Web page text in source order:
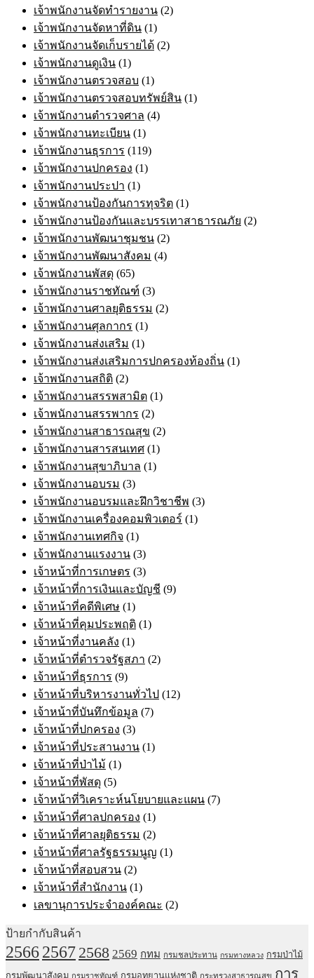
เจ้าพนักงานจัดทำรายงาน (2)
เจ้าพนักงานจัดหาที่ดิน (1)
เจ้าพนักงานจัดเก็บรายได้ (2)
เจ้าพนักงานดูเงิน (1)
เจ้าพนักงานตรวจสอบ (1)
เจ้าพนักงานตรวจสอบทรัพย์สิน (1)
เจ้าพนักงานตำรวจศาล (4)
เจ้าพนักงานทะเบียน (1)
เจ้าพนักงานธุรการ (119)
เจ้าพนักงานปกครอง (1)
เจ้าพนักงานประปา (1)
เจ้าพนักงานป้องกันการทุจริต (1)
เจ้าพนักงานป้องกันและบรรเทาสาธารณภัย (2)
เจ้าพนักงานพัฒนาชุมชน (2)
เจ้าพนักงานพัฒนาสังคม (4)
เจ้าพนักงานพัสดุ (65)
เจ้าพนักงานราชทัณฑ์ (3)
เจ้าพนักงานศาลยุติธรรม (2)
เจ้าพนักงานศุลกากร (1)
เจ้าพนักงานส่งเสริม (1)
เจ้าพนักงานส่งเสริมการปกครองท้องถิ่น (1)
เจ้าพนักงานสถิติ (2)
เจ้าพนักงานสรรพสามิต (1)
เจ้าพนักงานสรรพากร (2)
เจ้าพนักงานสาธารณสุข (2)
เจ้าพนักงานสารสนเทศ (1)
เจ้าพนักงานสุขาภิบาล (1)
เจ้าพนักงานอบรม (3)
เจ้าพนักงานอบรมและฝึกวิชาชีพ (3)
เจ้าพนักงานเครื่องคอมพิวเตอร์ (1)
เจ้าพนักงานเทศกิจ (1)
เจ้าพนักงานแรงงาน (3)
เจ้าหน้าที่การเกษตร (3)
เจ้าหน้าที่การเงินและบัญชี (9)
เจ้าหน้าที่คดีพิเศษ (1)
เจ้าหน้าที่คุมประพฤติ (1)
เจ้าหน้าที่งานคลัง (1)
เจ้าหน้าที่ตำรวจรัฐสภา (2)
เจ้าหน้าที่ธุรการ (9)
เจ้าหน้าที่บริหารงานทั่วไป (12)
เจ้าหน้าที่บันทึกข้อมูล (7)
เจ้าหน้าที่ปกครอง (3)
เจ้าหน้าที่ประสานงาน (1)
เจ้าหน้าที่ป่าไม้ (1)
เจ้าหน้าที่พัสดุ (5)
เจ้าหน้าที่วิเคราะห์นโยบายและแผน (7)
เจ้าหน้าที่ศาลปกครอง (1)
เจ้าหน้าที่ศาลยุติธรรม (2)
เจ้าหน้าที่ศาลรัฐธรรมนูญ (1)
เจ้าหน้าที่สอบสวน (2)
เจ้าหน้าที่สำนักงาน (1)
เลขานุการประจำองค์คณะ (2)
ป้ายกำกับสินค้า
25662567 2568 2569 กทม กรมชลประทาน กรมทางหลวง กรมป่าไม้
กรมพัฒนาสังคม กรมราชทัณฑ์ กรมอุทยานแห่งชาติ กระทรวงสาธารณสุข การ